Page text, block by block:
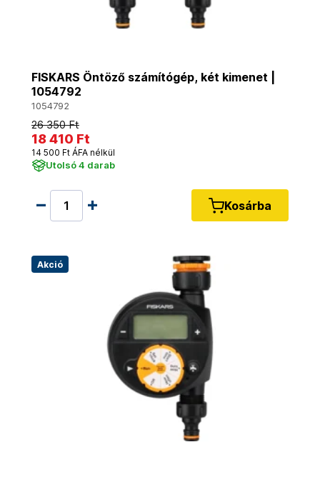
FISKARS Öntöző számítógép, két kimenet |
1054792
1054792
26 350 Ft
18 410 Ft
14 500 Ft ÁFA nélkül
Utolsó 4 darab
Kosárba
Akció